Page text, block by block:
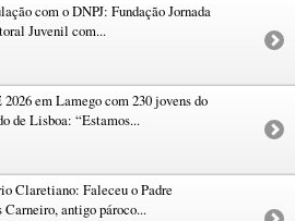
com o DNPJ: Fundação Jornada
Juvenil com...
em Lamego com 230 jovens do
de Lisboa: “Estamos...
Claretiano: Faleceu o Padre
Carneiro, antigo pároco...